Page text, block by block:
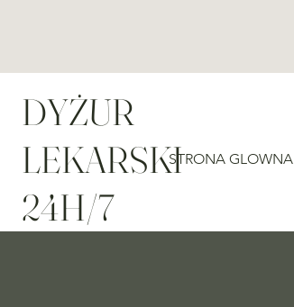
DYŻUR
LEKARSKI
24H/7
STRONA GLOWNA